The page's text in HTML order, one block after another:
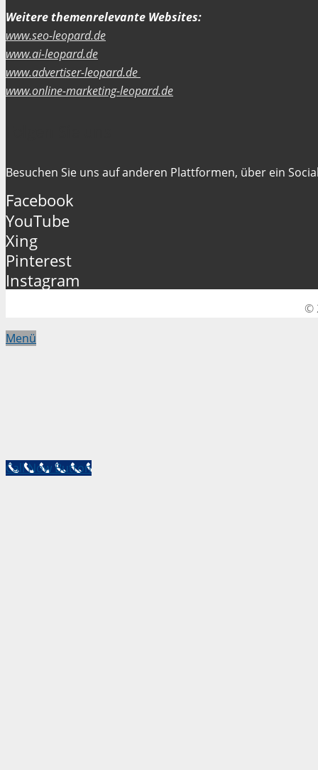
Weitere themenrelevante Websites:
www.seo-leopard.de
www.ai-leopard.de
www.advertiser-leopard.de
www.online-marketing-leopard.de
Besuchen Sie uns auf anderen Plattformen, über ein
Facebook
YouTube
Xing
Pinterest
Instagram
©
Menü
Call Now Button